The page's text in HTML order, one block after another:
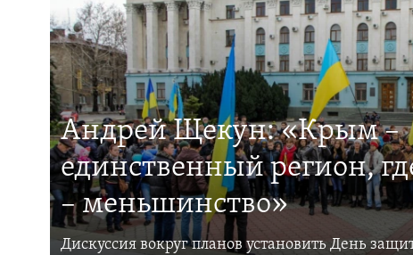
Андрей Щекун: «Крым –
единственный регион,
– меньшинство»
Дискуссия вокруг планов установить День